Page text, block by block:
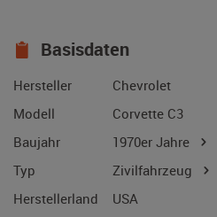
Basisdaten
Hersteller
Chevrolet
Modell
Corvette C3
Baujahr
1970er Jahre
Typ
Zivilfahrzeug
Herstellerland
USA